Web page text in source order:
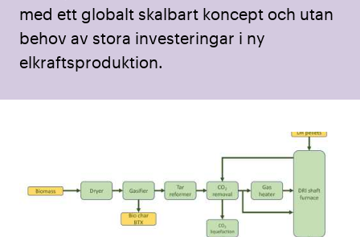
med ett globalt skalbart koncept och utan
behov av stora investeringar i ny
elkraftsproduktion.